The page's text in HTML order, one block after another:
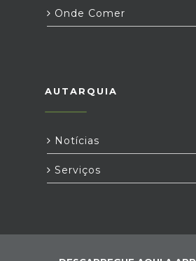
Onde Comer
AUTARQUIA
Notícias
Serviços